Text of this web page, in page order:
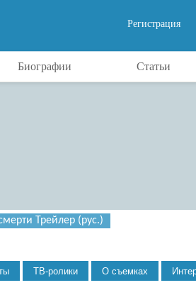
Регистрация
Биографии Статьи
Трейлер (рус.)